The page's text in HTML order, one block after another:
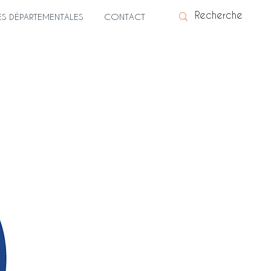
DÉPARTEMENTALES CONTACT